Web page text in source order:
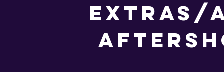
Extras/